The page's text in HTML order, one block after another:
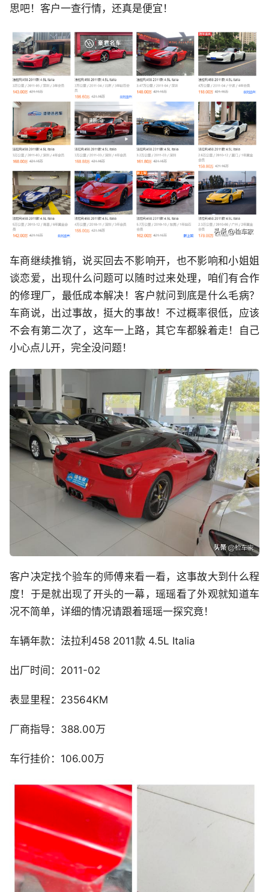
思吧！客户一查行情，还真是便宜！
车商继续推销，说买回去不影响开，也不影响和小姐姐
谈恋爱，出现什么问题可以随时过来处理，咱们有合作
的修理厂，最低成本解决！客户就问到底是什么毛病？
车商说，出过事故，挺大的事故！不过概率很低，应该
不会有第二次了，这车一上路，其它车都躲着走！自己
小心点儿开，完全没问题！
客户决定找个验车的师傅来看一看，这事故大到什么程
度！于是就出现了开头的一幕，瑶瑶看了外观就知道车
况不简单，详细的情况请跟着瑶瑶一探究竟！
车辆年款：法拉利458 2011款 4.5L Italia
出厂时间：2011-02
表显里程：23564KM
厂商指导：388.00万
车行挂价：106.00万